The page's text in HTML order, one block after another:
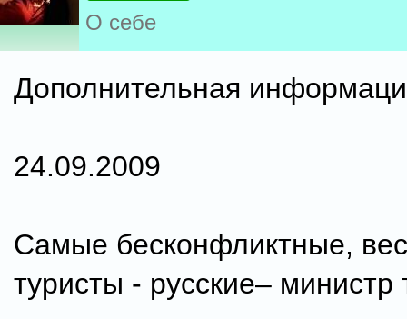
О себе
Дополнительная
24.09.2009
Самые бесконфликтные,
туристы - русские– министр